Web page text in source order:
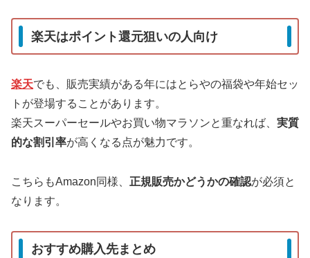
楽天はポイント還元狙いの人向け
楽天でも、販売実績がある年にはとらやの福袋や年始セッ
トが登場することがあります。
楽天スーパーセールやお買い物マラソンと重なれば、 実質
的な割引率が高くなる点が魅力です。
こちらもAmazon同様、 正規販売かどうかの確認が必須と
なります。
おすすめ購入先まとめ